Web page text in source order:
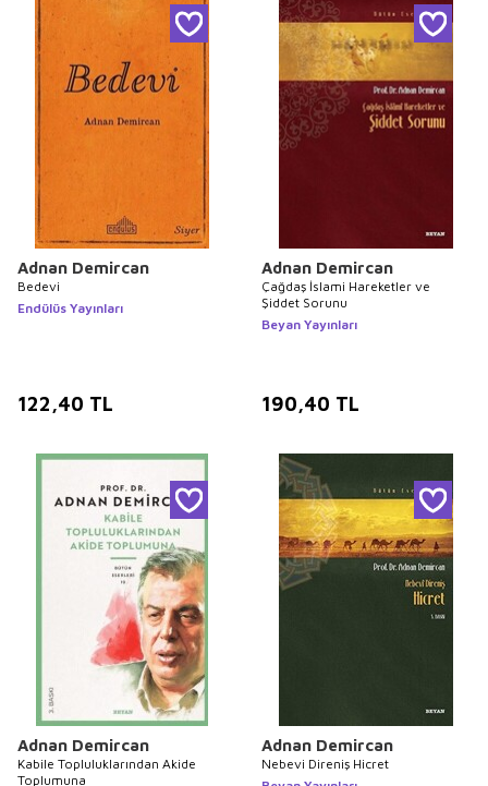
Adnan Demircan
Bedevi
Endülüs Yayınları
122,40 TL
Adnan Demircan
Çağdaş İslami Hareketler ve
Şiddet Sorunu
Beyan Yayınları
190,40 TL
Adnan Demircan
Kabile Topluluklarından Akide
Toplumuna
Adnan Demircan
Nebevi Direniş Hicret